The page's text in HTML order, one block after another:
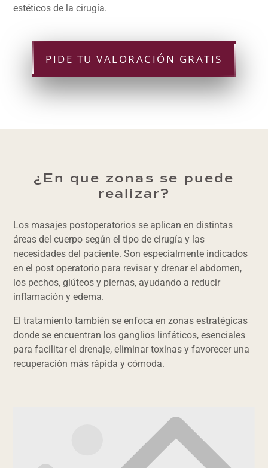
estéticos de la cirugía.
PIDE TU VALORACIÓN GRATIS
¿En que zonas se puede
realizar?
Los masajes postoperatorios se aplican en distintas
áreas del cuerpo según el tipo de cirugía y las
necesidades del paciente. Son especialmente indicados
en el post operatorio para revisar y drenar el abdomen,
los pechos, glúteos y piernas, ayudando a reducir
inflamación y edema.
El tratamiento también se enfoca en zonas estratégicas
donde se encuentran los ganglios linfáticos, esenciales
para facilitar el drenaje, eliminar toxinas y favorecer una
recuperación más rápida y cómoda.